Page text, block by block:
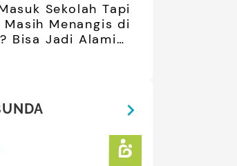
Sekolah Tapi
Masih Menangis di
Bisa Jadi Alami